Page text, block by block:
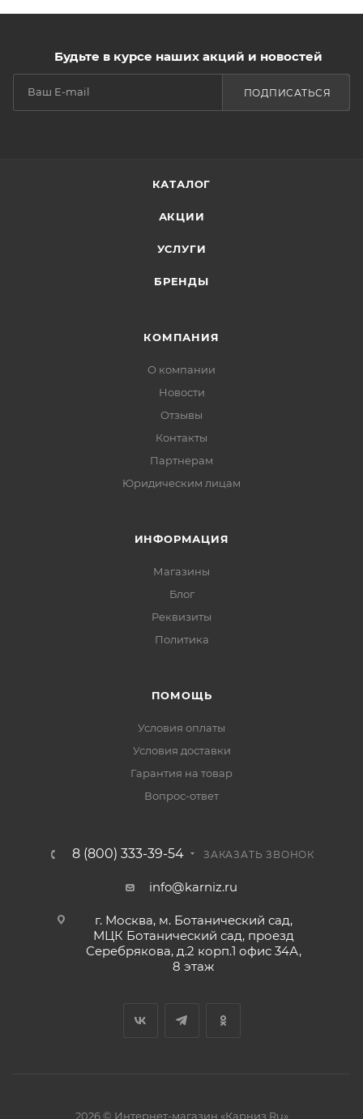
Будьте в курсе наших акций и новостей
ПОДПИСАТЬСЯ
КАТАЛОГ
АКЦИИ
УСЛУГИ
БРЕНДЫ
КОМПАНИЯ
О компании
Новости
Отзывы
Контакты
Партнерам
Юридическим лицам
ИНФОРМАЦИЯ
Магазины
Блог
Реквизиты
Политика
ПОМОЩЬ
Условия оплаты
Условия доставки
Гарантия на товар
Вопрос-ответ
8 (800) 333-39-54 ЗАКАЗАТЬ ЗВОНОК
info@karniz.ru
г. Москва, м. Ботанический сад,
МЦК Ботанический сад, проезд
Серебрякова, д.2 корп.1 офис 34А,
8 этаж
2026 © Интернет-магазин «Карниз.Ru»